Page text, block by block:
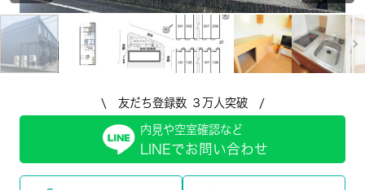
\ 友だち登録数 ３万人突破 /
内見や空室確認など
LINEでお問い合わせ